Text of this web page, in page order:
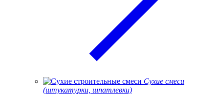
Сухие смеси
(штукатурки, шпатлевки)